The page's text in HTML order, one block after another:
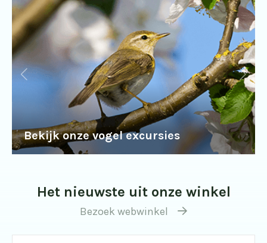
Bekijk onze vogel excursies
Het nieuwste uit onze winkel
Bezoek webwinkel